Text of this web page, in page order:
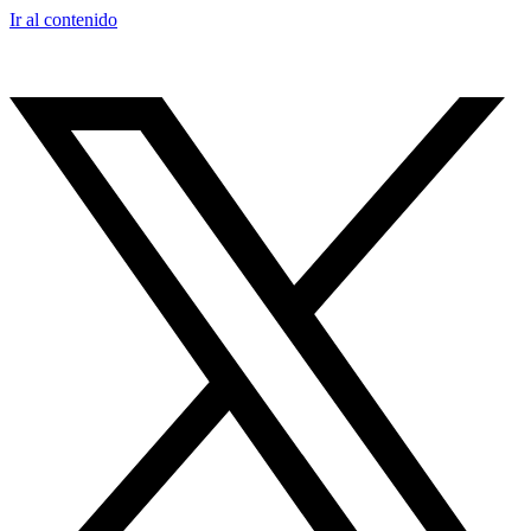
Ir al contenido